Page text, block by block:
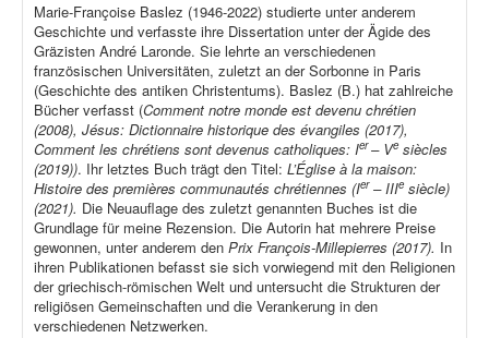
Marie-Françoise Baslez (1946-2022) studierte unter anderem
Geschichte und verfasste ihre Dissertation unter der Ägide des
Gräzisten André Laronde. Sie lehrte an verschiedenen
französischen Universitäten, zuletzt an der Sorbonne in Paris
(Geschichte des antiken Christentums). Baslez (B.) hat zahlreiche
Bücher verfasst (Comment notre monde est devenu chrétien
(2008), Jésus: Dictionnaire historique des évangiles (2017),
Comment les chrétiens sont devenus catholiques: Ier– Ve siècles
(2019)). Ihr letztes Buch trägt den Titel: L’Église à la maison:
Histoire des premières communautés chrétiennes (Ier– IIIe siècle)
(2021). Die Neuauflage des zuletzt genannten Buches ist die
Grundlage für meine Rezension. Die Autorin hat mehrere Preise
gewonnen, unter anderem den Prix François-Millepierres (2017). In
ihren Publikationen befasst sie sich vorwiegend mit den Religionen
der griechisch-römischen Welt und untersucht die Strukturen der
religiösen Gemeinschaften und die Verankerung in den
verschiedenen Netzwerken.